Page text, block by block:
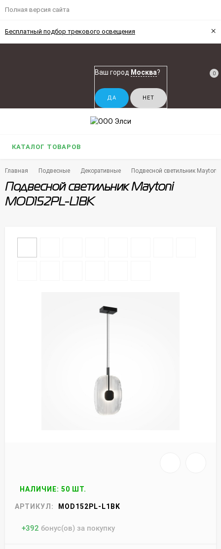
Полная версия сайта
Бесплатный подбор трекового освещения ×
Ваш город Москва? 0
КАТАЛОГ ТОВАРОВ
Главная Подвесные Декоративные Подвесной светильник Maytoni
Подвесной светильник Maytoni
MOD152PL-L1BK
НАЛИЧИЕ: 50 ШТ.
АРТИКУЛ: MOD152PL-L1BK
+392 бонус(ов) за покупку